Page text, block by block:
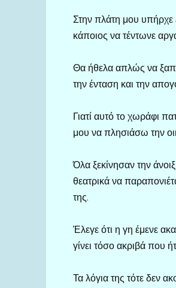
Στην πλάτη μου υπήρχε
κάποιος να τέντωνε
Θα ήθελα απλώς να
την ένταση και την
Γιατί αυτό το χωράφι
μου να πλησιάσω την
Όλα ξεκίνησαν την
θεατρικά να
της.
Έλεγε ότι η γη έμενε
γίνει τόσο ακριβά που
Τα λόγια της τότε δεν